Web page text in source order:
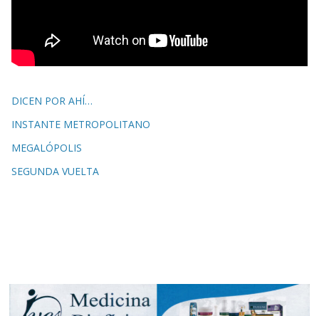
DICEN POR AHÍ…
INSTANTE METROPOLITANO
MEGALÓPOLIS
SEGUNDA VUELTA